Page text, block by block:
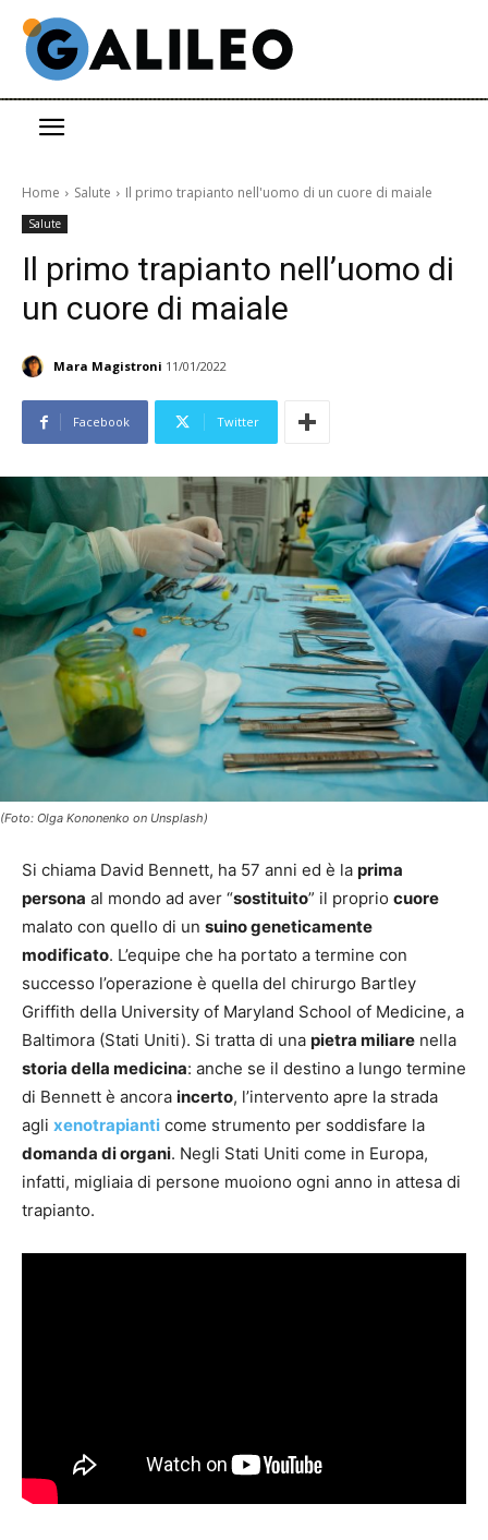
Home Salute Il primo trapianto nell'uomo di un cuore di maiale
Salute
Il primo trapianto nell’uomo di
un cuore di maiale
Mara Magistroni 11/01/2022
Facebook Twitter
(Foto: Olga Kononenko on Unsplash)
Si chiama David Bennett, ha 57 anni ed è la prima
persona al mondo ad aver “sostituito” il proprio cuore
malato con quello di un suino geneticamente
modificato. L’equipe che ha portato a termine con
successo l’operazione è quella del chirurgo Bartley
Griffith della University of Maryland School of Medicine, a
Baltimora (Stati Uniti). Si tratta di una pietra miliare nella
storia della medicina: anche se il destino a lungo termine
di Bennett è ancora incerto, l’intervento apre la strada
agli xenotrapianti come strumento per soddisfare la
domanda di organi. Negli Stati Uniti come in Europa,
infatti, migliaia di persone muoiono ogni anno in attesa di
trapianto.